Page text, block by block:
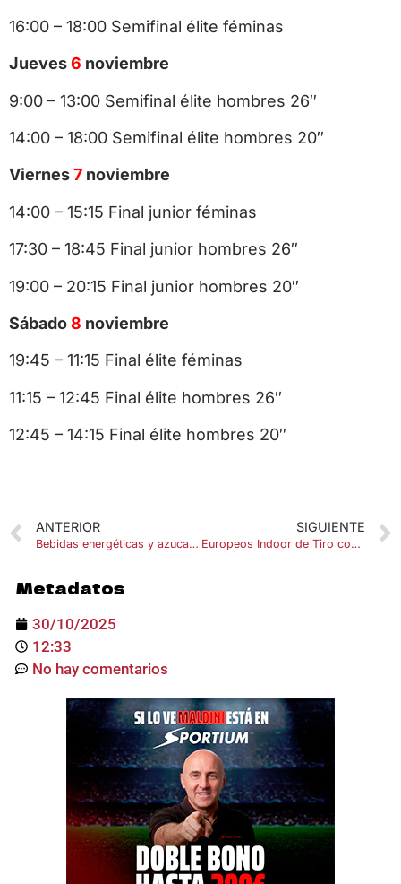
16:00 – 18:00 Semifinal élite féminas
Jueves6 noviembre
9:00 – 13:00 Semifinal élite hombres 26″
14:00 – 18:00 Semifinal élite hombres 20″
Viernes7 noviembre
14:00 – 15:15 Final junior féminas
17:30 – 18:45 Final junior hombres 26″
19:00 – 20:15 Final junior hombres 20″
Sábado8 noviembre
19:45 – 11:15 Final élite féminas
11:15 – 12:45 Final élite hombres 26″
12:45 – 14:15 Final élite hombres 20″
ANTERIOR
Bebidas energéticas y azucaradas: los enemigos ocultos del deportista
SIGUIENTE
Europeos Indoor de Tiro con Arco 2026: Plovdiv se convierte en la capital continental del arco
Metadatos
30/10/2025
12:33
No hay comentarios